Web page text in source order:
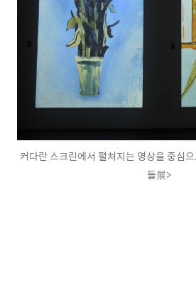
커다란 스크린에서 펼쳐지는 영상을 중심
들展>